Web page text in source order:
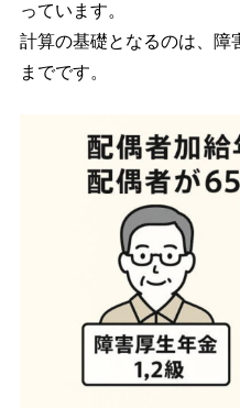
っています。
計算の基礎となるのは、障
までです。